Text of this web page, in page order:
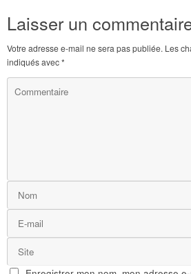
Laisser un
Votre adresse e-mail ne sera pas publiée. Les
indiqués avec*